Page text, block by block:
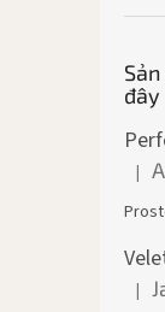
đây
|
|